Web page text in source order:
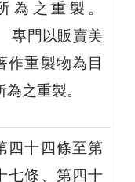
為之重製。
專門以販賣美
作重製物為目
為之重製。
四十四條至第
七條、第四十